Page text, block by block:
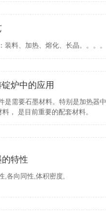
装料、加热、熔化、长晶。。。。
炉中的应用
是需要石墨材料。特别是加热器
， 是目前重要的配套材料。
特性
,各向同性,体积密度,